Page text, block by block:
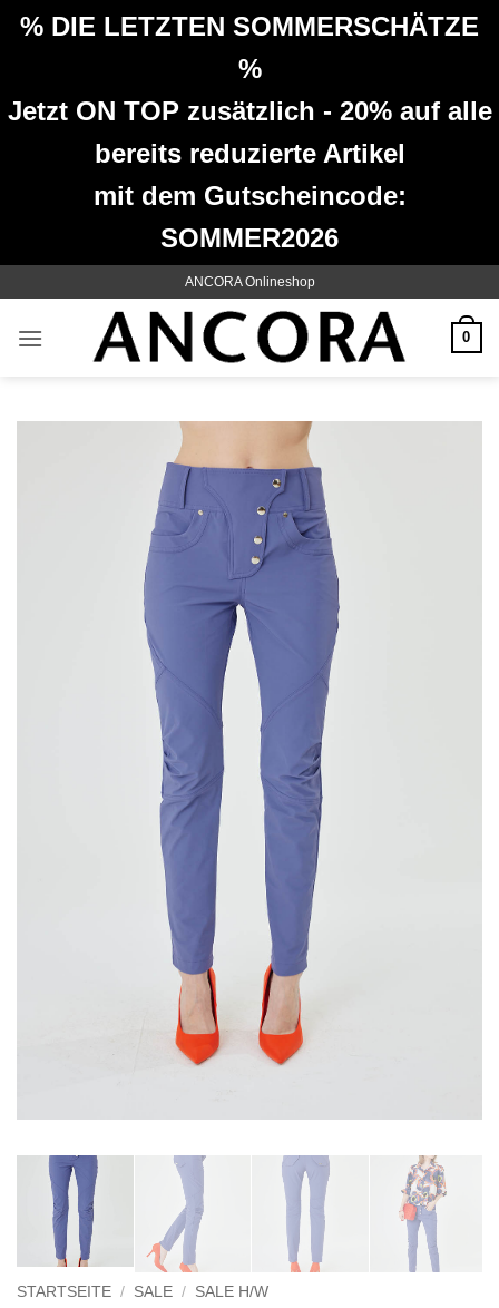
% DIE LETZTEN SOMMERSCHÄTZE
%
Jetzt ON TOP zusätzlich - 20% auf alle
bereits reduzierte Artikel
mit dem Gutscheincode:
SOMMER2026
springen
ANCORA Onlineshop
0
STARTSEITE / SALE / SALE H/W